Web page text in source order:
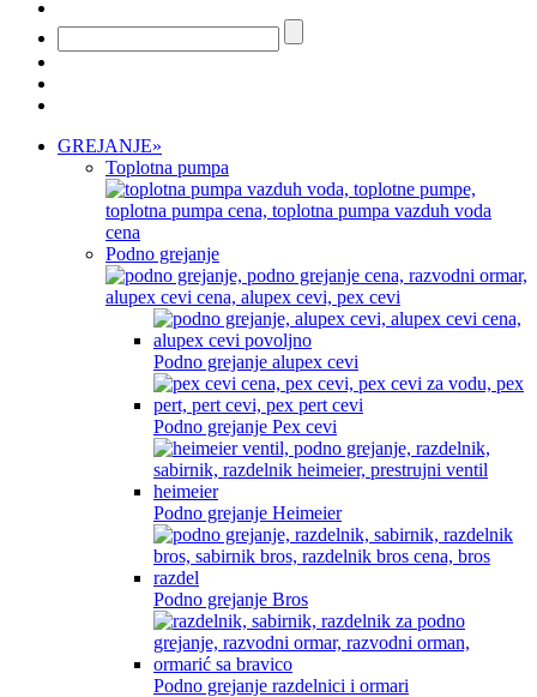
GREJANJE»
Toplotna pumpa
Podno grejanje
Podno grejanje alupex cevi
Podno grejanje Pex cevi
Podno grejanje Heimeier
Podno grejanje Bros
Podno grejanje razdelnici i ormari